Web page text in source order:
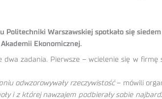
Warszawskiej spotkało się
Akademii Ekonomicznej.
zadania. Pierwsze – wcielenie się w
odwzorowywały rzeczywistość– mówili
i z której nawzajem podbierały sobie